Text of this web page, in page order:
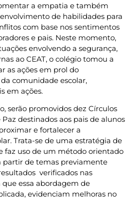
a empatia e também
de habilidades para
com base nos sentimentos
e pais. Neste momento,
envolvendo a segurança,
ao CEAT, o colégio tomou a
as ações em prol do
comunidade escolar,
em ações.
serão promovidos dez Círculos
destinados aos pais de alunos
e fortalecer a
Trata-se de uma estratégia de
faz uso de um método orientado
partir de temas previamente
verificados nas
essa abordagem de
evidenciam melhoras no